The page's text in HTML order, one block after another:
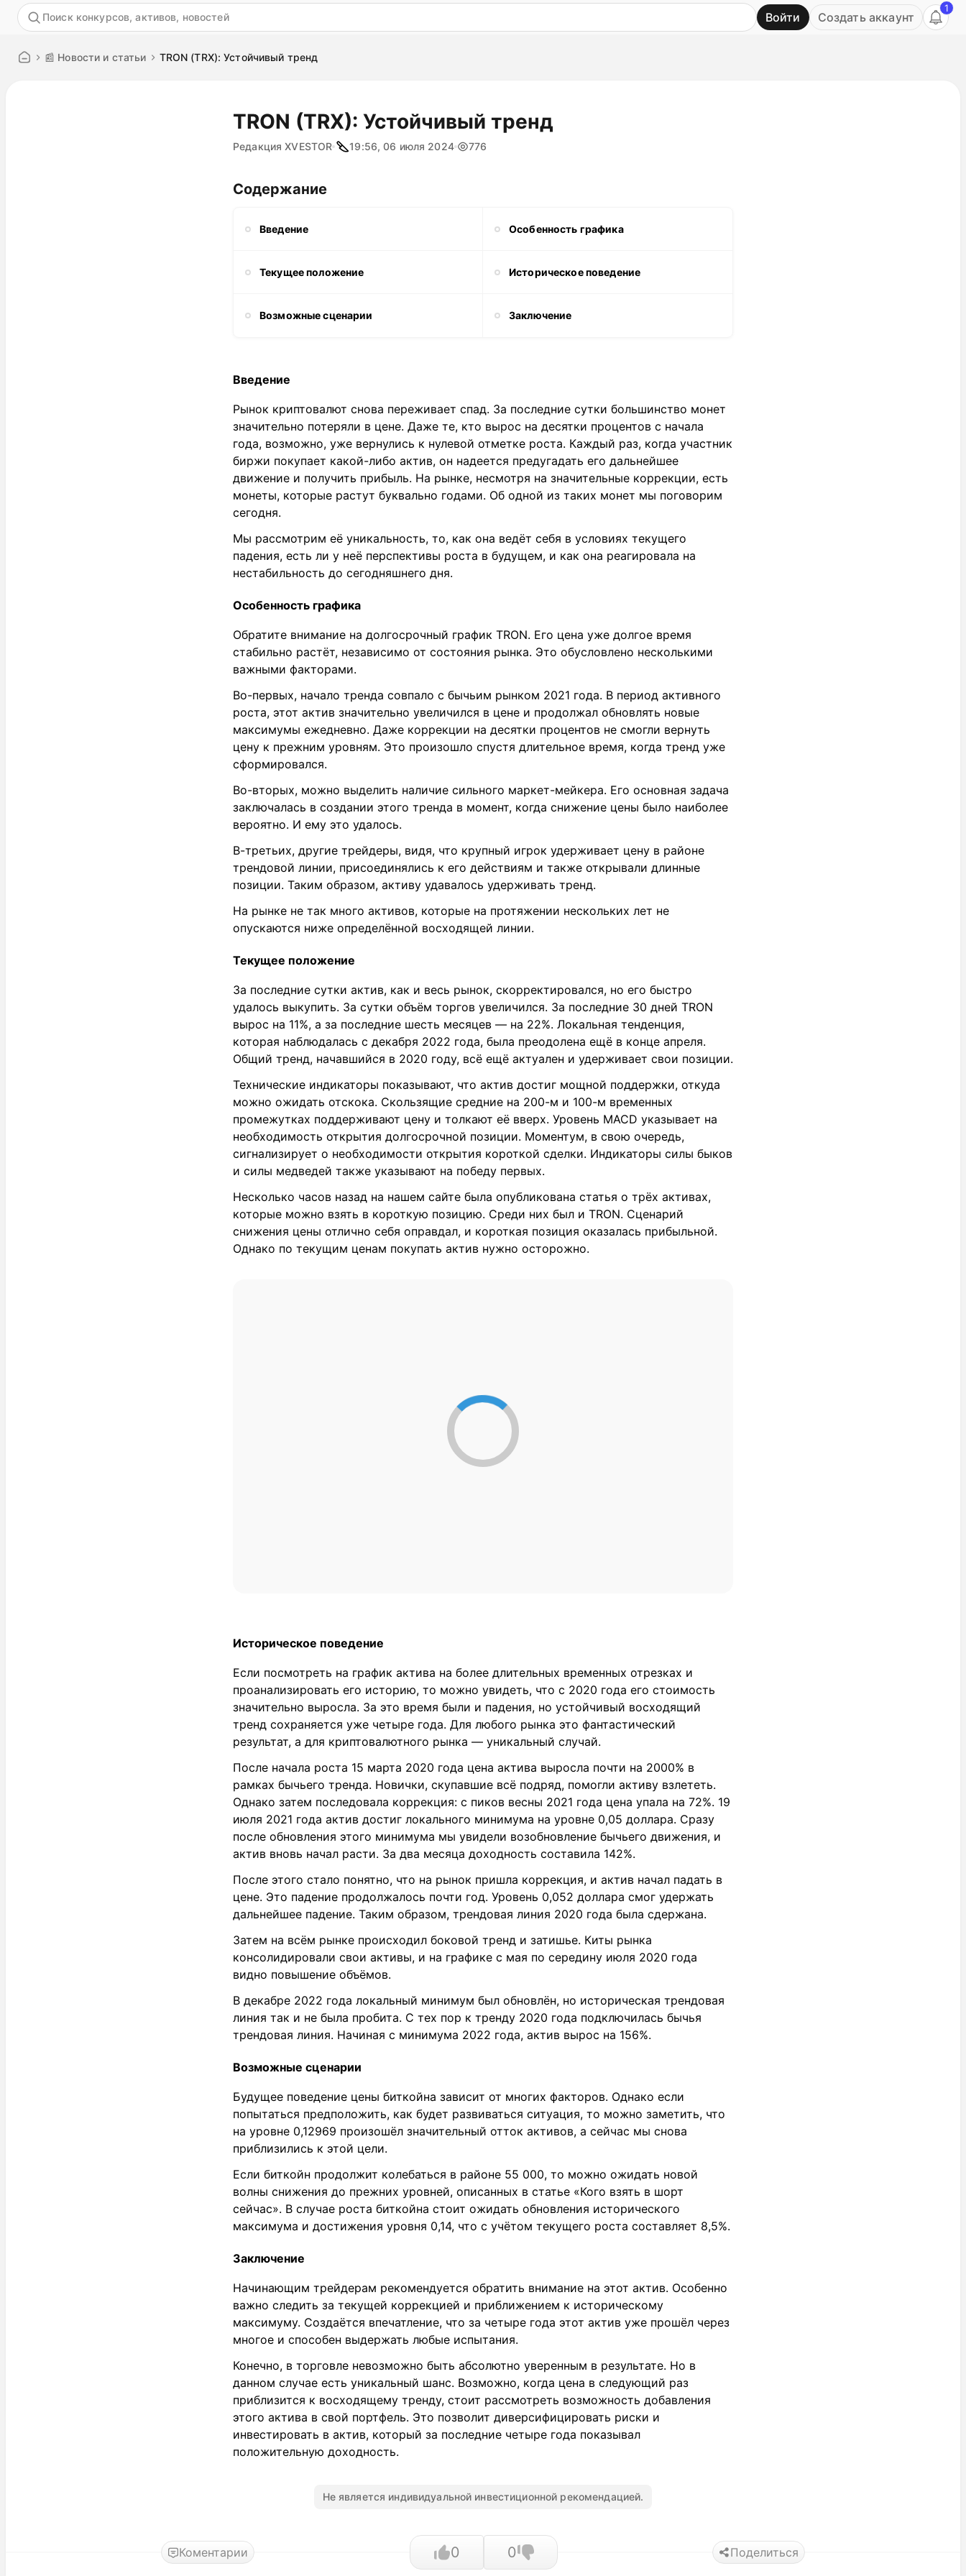
Войти Создать аккаунт
1
📰 Новости и статьи TRON (TRX): Устойчивый тренд
TRON (TRX): Устойчивый тренд
Редакция XVESTOR 19:56, 06 июля 2024 776
Содержание
Введение Особенность графика
Текущее положение Историческое поведение
Возможные сценарии Заключение
Введение
Рынок криптовалют снова переживает спад. За последние сутки большинство монет
значительно потеряли в цене. Даже те, кто вырос на десятки процентов с начала
года, возможно, уже вернулись к нулевой отметке роста. Каждый раз, когда участник
биржи покупает какой-либо актив, он надеется предугадать его дальнейшее
движение и получить прибыль. На рынке, несмотря на значительные коррекции, есть
монеты, которые растут буквально годами. Об одной из таких монет мы поговорим
сегодня.
Мы рассмотрим её уникальность, то, как она ведёт себя в условиях текущего
падения, есть ли у неё перспективы роста в будущем, и как она реагировала на
нестабильность до сегодняшнего дня.
Особенность графика
Обратите внимание на долгосрочный график TRON. Его цена уже долгое время
стабильно растёт, независимо от состояния рынка. Это обусловлено несколькими
важными факторами.
Во-первых, начало тренда совпало с бычьим рынком 2021 года. В период активного
роста, этот актив значительно увеличился в цене и продолжал обновлять новые
максимумы ежедневно. Даже коррекции на десятки процентов не смогли вернуть
цену к прежним уровням. Это произошло спустя длительное время, когда тренд уже
сформировался.
Во-вторых, можно выделить наличие сильного маркет-мейкера. Его основная задача
заключалась в создании этого тренда в момент, когда снижение цены было наиболее
вероятно. И ему это удалось.
В-третьих, другие трейдеры, видя, что крупный игрок удерживает цену в районе
трендовой линии, присоединялись к его действиям и также открывали длинные
позиции. Таким образом, активу удавалось удерживать тренд.
На рынке не так много активов, которые на протяжении нескольких лет не
опускаются ниже определённой восходящей линии.
Текущее положение
За последние сутки актив, как и весь рынок, скорректировался, но его быстро
удалось выкупить. За сутки объём торгов увеличился. За последние 30 дней TRON
вырос на 11%, а за последние шесть месяцев — на 22%. Локальная тенденция,
которая наблюдалась с декабря 2022 года, была преодолена ещё в конце апреля.
Общий тренд, начавшийся в 2020 году, всё ещё актуален и удерживает свои позиции.
Технические индикаторы показывают, что актив достиг мощной поддержки, откуда
можно ожидать отскока. Скользящие средние на 200-м и 100-м временных
промежутках поддерживают цену и толкают её вверх. Уровень MACD указывает на
необходимость открытия долгосрочной позиции. Моментум, в свою очередь,
сигнализирует о необходимости открытия короткой сделки. Индикаторы силы быков
и силы медведей также указывают на победу первых.
Несколько часов назад на нашем сайте была опубликована статья о трёх активах,
которые можно взять в короткую позицию. Среди них был и TRON. Сценарий
снижения цены отлично себя оправдал, и короткая позиция оказалась прибыльной.
Однако по текущим ценам покупать актив нужно осторожно.
Историческое поведение
Если посмотреть на график актива на более длительных временных отрезках и
проанализировать его историю, то можно увидеть, что с 2020 года его стоимость
значительно выросла. За это время были и падения, но устойчивый восходящий
тренд сохраняется уже четыре года. Для любого рынка это фантастический
результат, а для криптовалютного рынка — уникальный случай.
После начала роста 15 марта 2020 года цена актива выросла почти на 2000% в
рамках бычьего тренда. Новички, скупавшие всё подряд, помогли активу взлететь.
Однако затем последовала коррекция: с пиков весны 2021 года цена упала на 72%. 19
июля 2021 года актив достиг локального минимума на уровне 0,05 доллара. Сразу
после обновления этого минимума мы увидели возобновление бычьего движения, и
актив вновь начал расти. За два месяца доходность составила 142%.
После этого стало понятно, что на рынок пришла коррекция, и актив начал падать в
цене. Это падение продолжалось почти год. Уровень 0,052 доллара смог удержать
дальнейшее падение. Таким образом, трендовая линия 2020 года была сдержана.
Затем на всём рынке происходил боковой тренд и затишье. Киты рынка
консолидировали свои активы, и на графике с мая по середину июля 2020 года
видно повышение объёмов.
В декабре 2022 года локальный минимум был обновлён, но историческая трендовая
линия так и не была пробита. С тех пор к тренду 2020 года подключилась бычья
трендовая линия. Начиная с минимума 2022 года, актив вырос на 156%.
Возможные сценарии
Будущее поведение цены биткойна зависит от многих факторов. Однако если
попытаться предположить, как будет развиваться ситуация, то можно заметить, что
на уровне 0,12969 произошёл значительный отток активов, а сейчас мы снова
приблизились к этой цели.
Если биткойн продолжит колебаться в районе 55 000, то можно ожидать новой
волны снижения до прежних уровней, описанных в статье «Кого взять в шорт
сейчас». В случае роста биткойна стоит ожидать обновления исторического
максимума и достижения уровня 0,14, что с учётом текущего роста составляет 8,5%.
Заключение
Начинающим трейдерам рекомендуется обратить внимание на этот актив. Особенно
важно следить за текущей коррекцией и приближением к историческому
максимуму. Создаётся впечатление, что за четыре года этот актив уже прошёл через
многое и способен выдержать любые испытания.
Конечно, в торговле невозможно быть абсолютно уверенным в результате. Но в
данном случае есть уникальный шанс. Возможно, когда цена в следующий раз
приблизится к восходящему тренду, стоит рассмотреть возможность добавления
этого актива в свой портфель. Это позволит диверсифицировать риски и
инвестировать в актив, который за последние четыре года показывал
положительную доходность.
Не является индивидуальной инвестиционной рекомендацией.
Коментарии 0 0 Поделиться